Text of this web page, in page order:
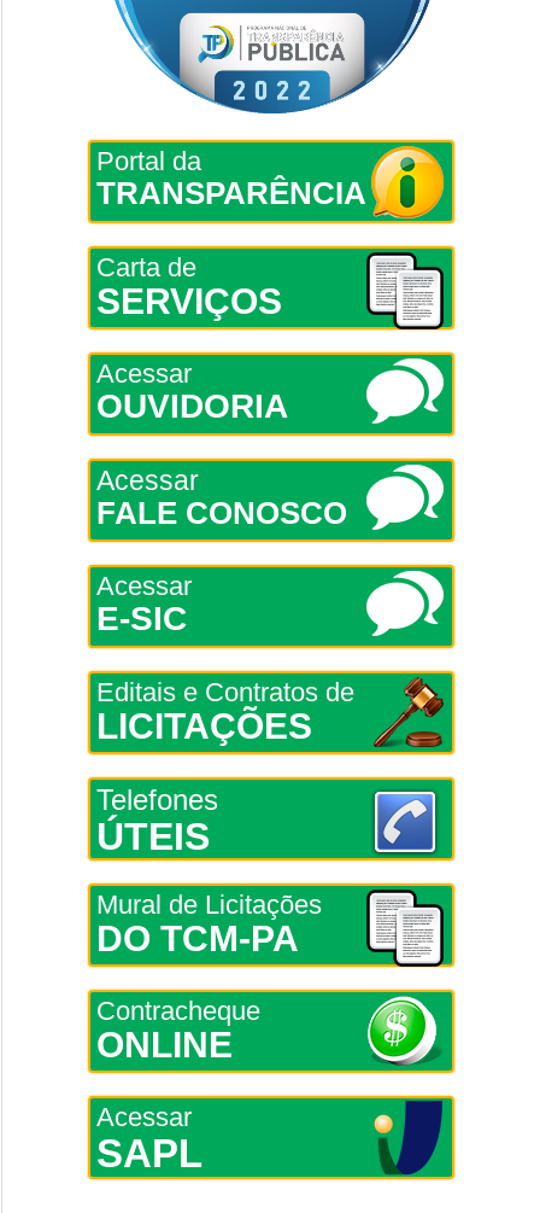
Portal da
TRANSPARÊNCIA
Carta de
SERVIÇOS
Acessar
OUVIDORIA
Acessar
FALE CONOSCO
Acessar
E-SIC
Editais e Contratos de
LICITAÇÕES
Telefones
ÚTEIS
Mural de Licitações
DO TCM-PA
Contracheque
ONLINE
Acessar
SAPL